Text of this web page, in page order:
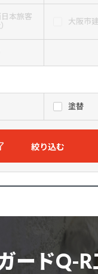
本旅客
大阪市
塗替
絞り込む
ードQ-R